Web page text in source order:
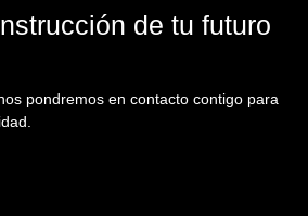
de tu futuro
pondremos en contacto contigo para